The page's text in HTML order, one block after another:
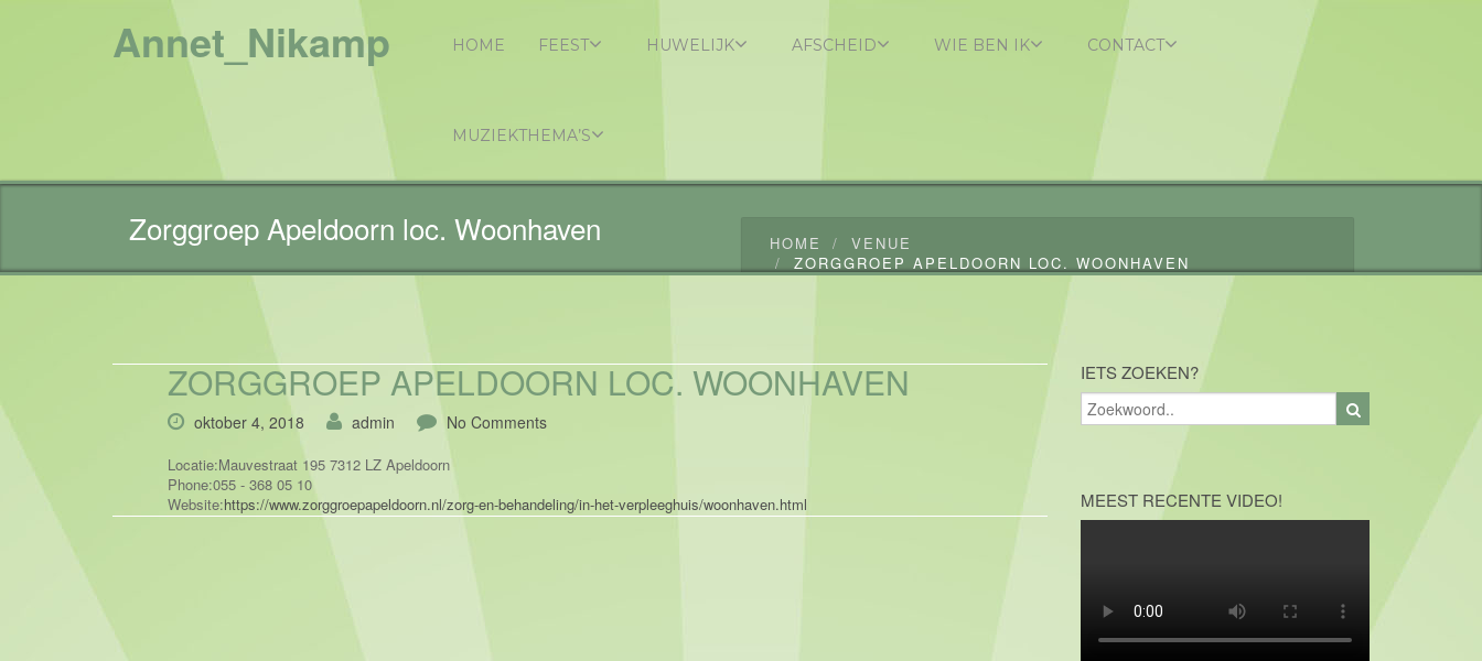
Annet_Nikamp HOME FEEST HUWELIJK AFSCHEID WIE BEN IK CONTACT
MUZIEKTHEMA’S
Zorggroep Apeldoorn loc. Woonhaven HOME
VENUE
ZORGGROEP APELDOORN LOC. WOONHAVEN
ZORGGROEP APELDOORN LOC. WOONHAVEN
oktober 4, 2018 admin No Comments
Locatie:Mauvestraat 195 7312 LZ Apeldoorn
Phone:055 - 368 05 10
Website:https://www.zorggroepapeldoorn.nl/zorg-en-behandeling/in-het-verpleeghuis/woonhaven.html
IETS ZOEKEN?
MEEST RECENTE VIDEO!